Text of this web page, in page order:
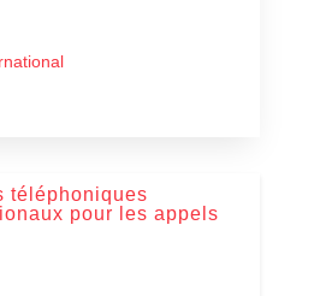
téléphoniques
pour les appels